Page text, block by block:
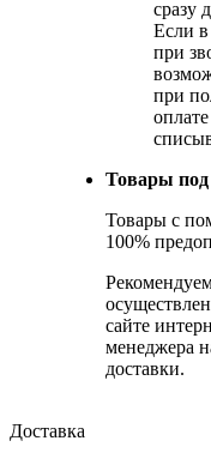
сразу
Если в
при
при
Товары под
Товары с
100%
сайте
менеджера
доставки.
Доставка